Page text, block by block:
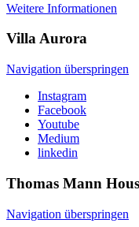
Weitere Informationen
VillaAurora
Navigation überspringen
Instagram
Facebook
Youtube
Medium
linkedin
Thomas Mann
Navigation überspringen